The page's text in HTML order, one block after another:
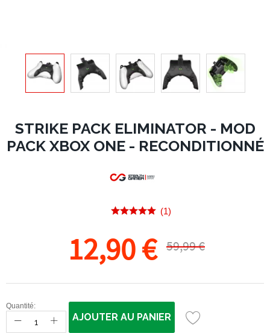
STRIKE PACK ELIMINATOR - MOD
PACK XBOX ONE - RECONDITIONNÉ
(1)
12,90 € 59,99 €
Quantité:
AJOUTER AU PANIER